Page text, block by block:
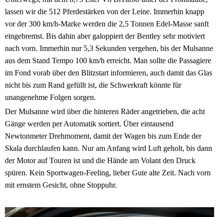
lassen wir die 512 Pferdestärken von der Leine. Immerhin knapp
vor der 300 km/h-Marke werden die 2,5 Tonnen Edel-Masse sanft
eingebremst. Bis dahin aber galoppiert der Bentley sehr motiviert
nach vorn. Immerhin nur 5,3 Sekunden vergehen, bis der Mulsanne
aus dem Stand Tempo 100 km/h erreicht. Man sollte die Passagiere
im Fond vorab über den Blitzstart informieren, auch damit das Glas
nicht bis zum Rand gefüllt ist, die Schwerkraft könnte für
unangenehme Folgen sorgen.
Der Mulsanne wird über die hinteren Räder angetrieben, die acht
Gänge werden per Automatik sortiert. Über eintausend
Newtonmeter Drehmoment, damit der Wagen bis zum Ende der
Skala durchlaufen kann. Nur am Anfang wird Luft geholt, bis dann
der Motor auf Touren ist und die Hände am Volant den Druck
spüren. Kein Sportwagen-Feeling, lieber Gute alte Zeit. Nach vorn
mit ernstem Gesicht, ohne Stoppuhr.